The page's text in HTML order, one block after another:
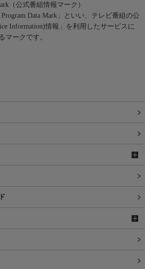
（公式番組情報マーク）
Data Mark」といい、テレビ番組の公
Information)情報」を利用したサービスに
マークです。